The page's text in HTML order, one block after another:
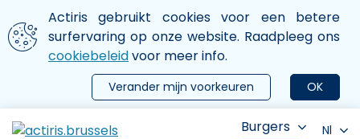
Aller au contenu principal
We gebruiken cookies
Actiris gebruikt cookies voor een betere
surfervaring op onze website. Raadpleeg ons
cookiebeleidvoor meer info.
OK
Verander mijn voorkeuren
le menu
Burgers Nl